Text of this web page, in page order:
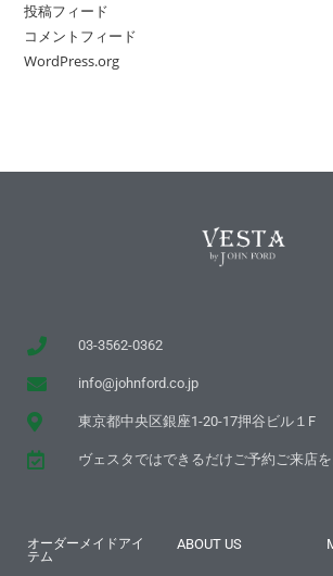
投稿フィード
コメントフィード
WordPress.org
03-3562-0362
info@johnford.co.jp
東京都中央区銀座1-20-17押谷ビル１F
ヴェスタではできるだけご予約ご来店
オーダーメイドアイ
テム
ABOUT US